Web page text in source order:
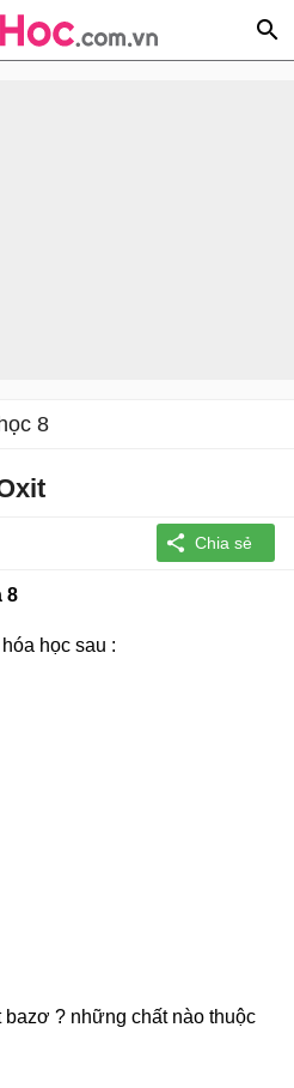
8
8
học sau :
? những chất nào thuộc